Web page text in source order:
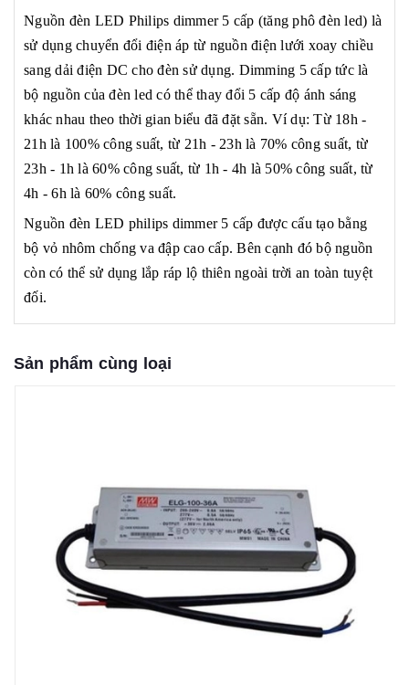
Nguồn đèn LED Philips dimmer 5 cấp (tăng phô đèn led) là
sử dụng chuyển đổi điện áp từ nguồn điện lưới xoay chiều
sang dải điện DC cho đèn sử dụng. Dimming 5 cấp tức là
bộ nguồn của đèn led có thể thay đổi 5 cấp độ ánh sáng
khác nhau theo thời gian biểu đã đặt sẵn. Ví dụ: Từ 18h -
21h là 100% công suất, từ 21h - 23h là 70% công suất, từ
23h - 1h là 60% công suất, từ 1h - 4h là 50% công suất, từ
4h - 6h là 60% công suất.
Nguồn đèn LED philips dimmer 5 cấp được cấu tạo bằng
bộ vỏ nhôm chống va đập cao cấp. Bên cạnh đó bộ nguồn
còn có thể sử dụng lắp ráp lộ thiên ngoài trời an toàn tuyệt
đối.
Sản phẩm cùng loại